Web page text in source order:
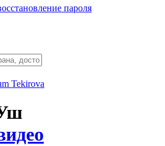
пароля
Tekirova